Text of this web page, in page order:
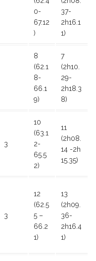
0-
67.12
)
37-
2h16.1
1)
8
(62.1
8-
66.1
9)
7
(2h10.
29-
2h18.3
8)
3
10
(63.1
2-
65.5
2)
11
(2h08.
14 -2h
15.35)
3
12
(62.5
5 –
66.2
1)
13
(2h09.
36-
2h16.4
1)